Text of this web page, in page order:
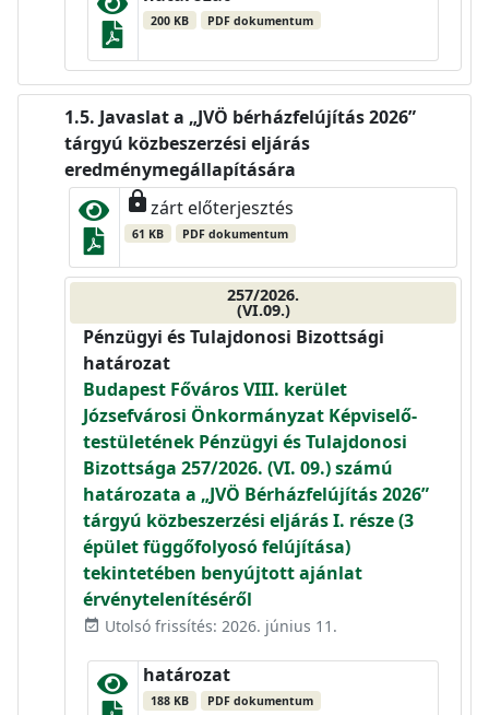
200 KB PDF dokumentum
Javaslat a „JVÖ bérházfelújítás 2026”
tárgyú közbeszerzési eljárás
eredménymegállapítására
lockzárt előterjesztés
61 KB PDF dokumentum
257/2026.
(VI.09.)
Pénzügyi és Tulajdonosi Bizottsági
határozat
Budapest Főváros VIII. kerület
Józsefvárosi Önkormányzat Képviselő-
testületének Pénzügyi és Tulajdonosi
Bizottsága 257/2026. (VI. 09.) számú
határozata a „JVÖ Bérházfelújítás 2026”
tárgyú közbeszerzési eljárás I. része (3
épület függőfolyosó felújítása)
tekintetében benyújtott ajánlat
érvénytelenítéséről
event_available Utolsó frissítés: 2026. június 11.
határozat
188 KB PDF dokumentum